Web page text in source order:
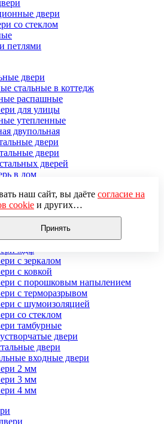
двери
со стеклом
петлями
двери
стальные в коттедж
распашные
для улицы
утепленные
двупольная
двери
двери
дверей
в дом
двери
двери в квартиру
в подъезд
внутреннего открывания
массив
мдф
с зеркалом
с ковкой
с порошковым напылением
с терморазрывом
с шумоизоляцией
со стеклом
тамбурные
двери
двери
входные двери
2 мм
3 мм
4 мм
наш сайт, вы даёте согласие на
cookieи других
(включая IP-адрес, сведения о
действиях на сайте и т. п.)
сайта, проведения
аналитики (например,
с нашей
данных.
ваши данные обрабатывались,
в браузере или покиньте сайт.
Принять